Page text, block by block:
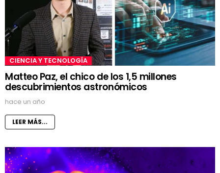
CIENCIA Y TECNOLOGÍA
Matteo Paz, el chico de los 1,5 millones
descubrimientos astronómicos
hace un año
LEER MÁS...